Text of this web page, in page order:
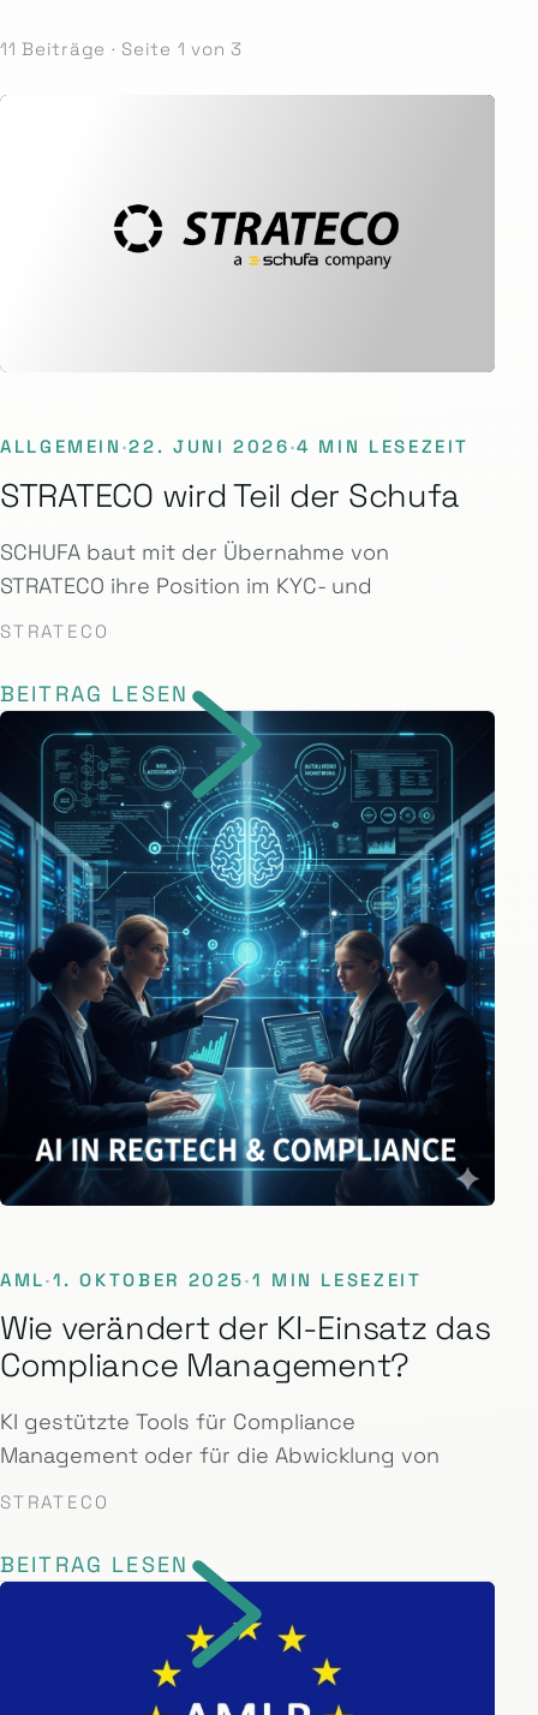
11 Beiträge · Seite 1 von 3
ALLGEMEIN ·22. JUNI 2026·4 MIN LESEZEIT
STRATECO wird Teil der Schufa
SCHUFA baut mit der Übernahme von
STRATECO ihre Position im KYC- und
STRATECO
BEITRAG LESEN
AML·1. OKTOBER 2025·1 MIN LESEZEIT
Wie verändert der KI-Einsatz das
Compliance Management?
KI gestützte Tools für Compliance
Management oder für die Abwicklung von
STRATECO
BEITRAG LESEN